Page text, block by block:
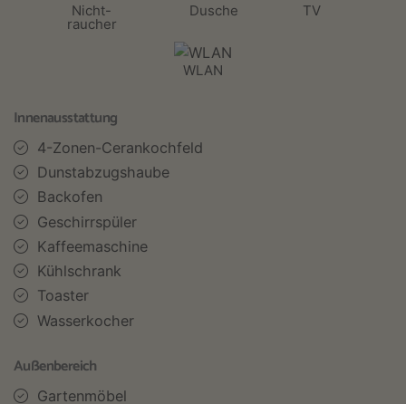
Nicht-
raucher
Dusche TV
WLAN
Innenausstattung
4-Zonen-Cerankochfeld
Dunstabzugshaube
Backofen
Geschirrspüler
Kaffeemaschine
Kühlschrank
Toaster
Wasserkocher
Außenbereich
Gartenmöbel